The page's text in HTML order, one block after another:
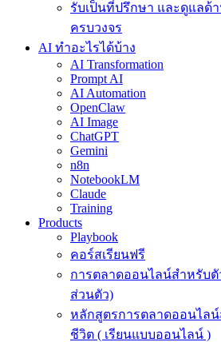
รับเป็นที่ปรึกษา และดูแลด้
ครบวงจร
AI ทำอะไรได้บ้าง
AI Transformation
Prompt AI
AI Automation
OpenClaw
AI Image
ChatGPT
Gemini
n8n
NotebookLM
Claude
Training
Products
Playbook
คอร์สเรียนฟรี
การตลาดออนไลน์สำหรับ
ส่วนตัว)
หลักสูตรการตลาดออนไล
ชีวิต ( เรียนแบบออนไลน์ )